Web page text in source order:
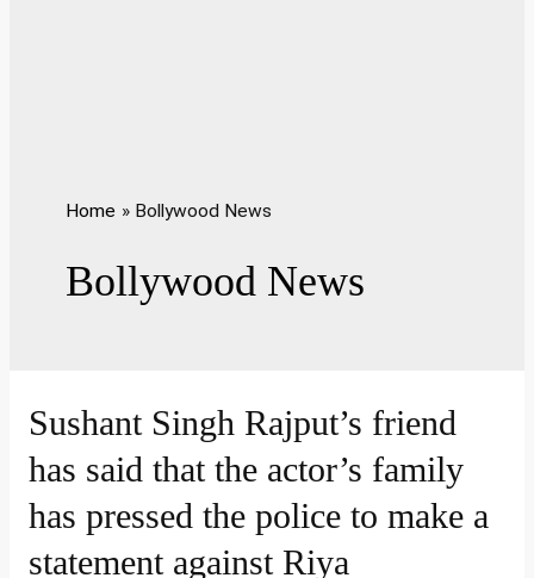
Home Bollywood News
Bollywood News
Sushant Singh Rajput’s friend
has said that the actor’s family
has pressed the police to make a
statement against Riya